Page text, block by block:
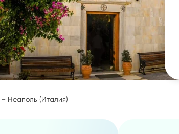
Неаполь (Италия)